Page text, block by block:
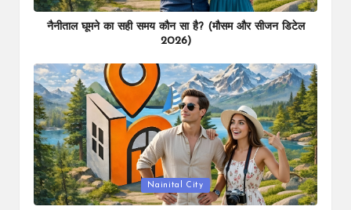
in
नैनीताल घूमने का सही समय कौन सा है? (मौसम और सीजन डिटेल
2026)
Posted
in
Nainital City